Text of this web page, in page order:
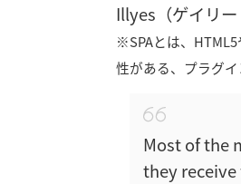
Illyes（ゲイリ
※SPAとは、
性がある、プラグ
Most of the
they